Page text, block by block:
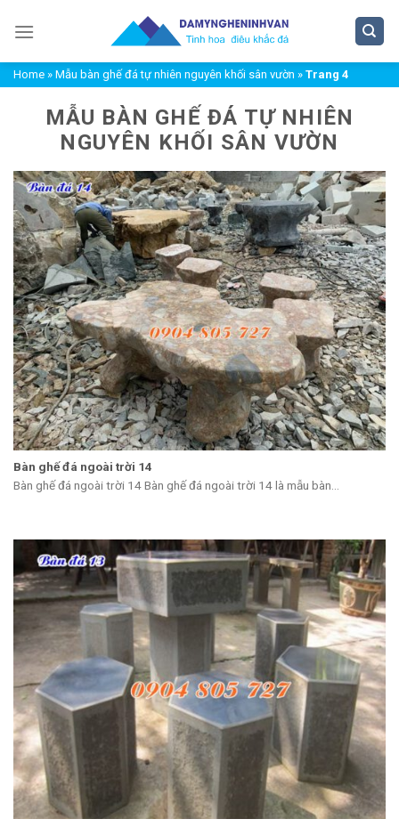
đến
dungHome » Mẫu bàn ghế đá tự nhiên nguyên khối sân vườn » Trang 4
MẪU BÀN GHẾ ĐÁ TỰ NHIÊN
NGUYÊN KHỐI SÂN VƯỜN
Bàn ghế đá ngoài trời 14
Bàn ghế đá ngoài trời 14 Bàn ghế đá ngoài trời 14 là mẫu bàn...